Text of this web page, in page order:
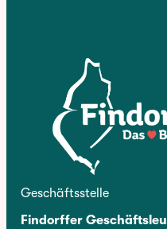
Geschäftsstelle
Findorffer